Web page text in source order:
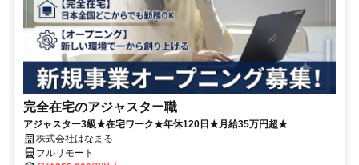
完全在宅のアジャスター職
アジャスター3級★在宅ワーク★年休120日★月給35万円超★
株式会社はなまる
フルリモート